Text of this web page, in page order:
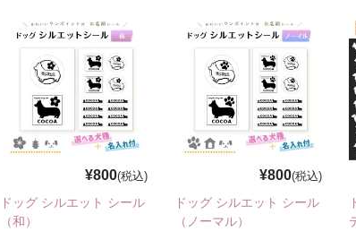
¥800(税込)
ドッグ シルエット シール
（和）
¥800(税込)
ドッグ シルエット シール
（ノーマル）